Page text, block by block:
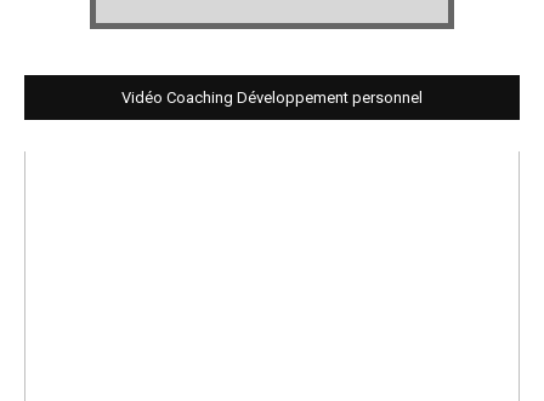
Vidéo Coaching Développement personnel